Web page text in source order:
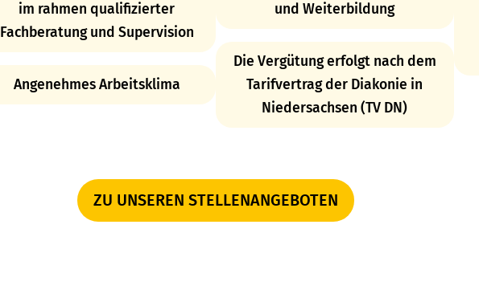
im rahmen qualifizierter
Fachberatung und Supervision
Angenehmes Arbeitsklima
und Weiterbildung
Die Vergütung erfolgt nach dem
Tarifvertrag der Diakonie in
Niedersachsen (TV DN)
ZU UNSEREN STELLENANGEBOTEN